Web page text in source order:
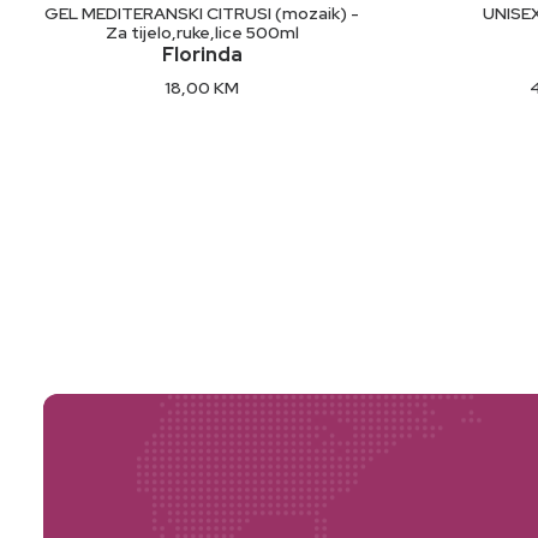
DODAJ U KORPU
GEL MEDITERANSKI CITRUSI (mozaik) -
Za tijelo,ruke,lice 500ml
Florinda
18,00 KM